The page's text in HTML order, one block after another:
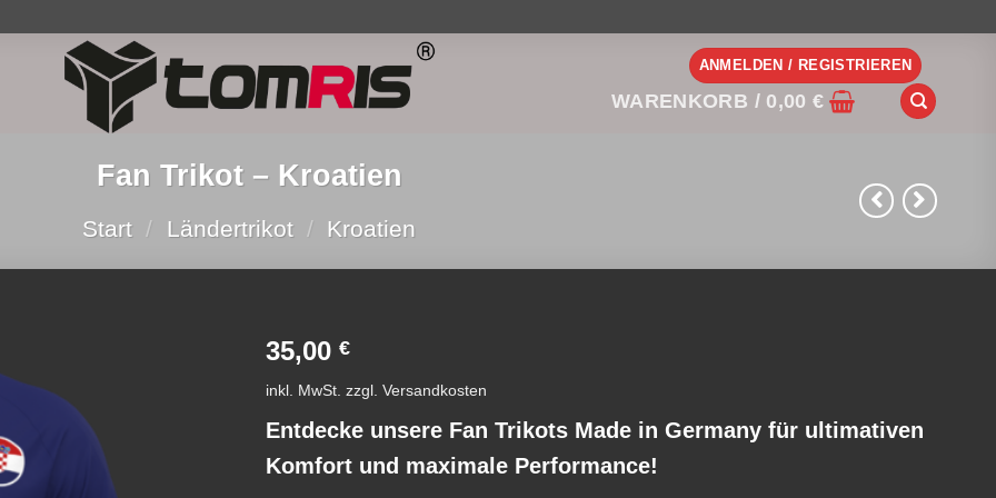
ANMELDEN / REGISTRIEREN
WARENKORB / 0,00€
Fan Trikot – Kroatien
Start / Ländertrikot / Kroatien
35,00 €
inkl. MwSt. zzgl. Versandkosten
Entdecke unsere Fan Trikots Made in Germany für ultimativen
Komfort und maximale Performance!